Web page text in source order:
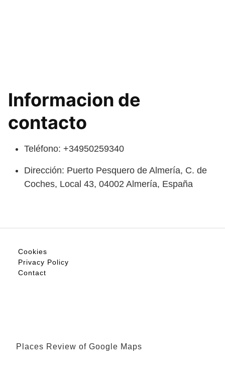
Informacion de
contacto
Teléfono: +34950259340
Dirección: Puerto Pesquero de Almería, C. de
Coches, Local 43, 04002 Almería, España
Cookies
Privacy Policy
Contact
Places Review of Google Maps